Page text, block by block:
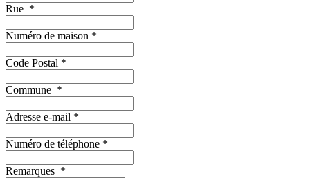
Rue *
Numéro de maison *
Code Postal *
Commune *
Adresse e-mail *
Numéro de téléphone *
Remarques *